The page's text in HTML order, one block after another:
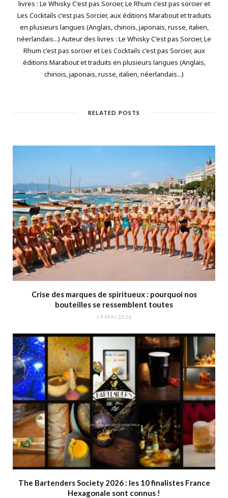
livres : Le Whisky C'est pas Sorcier, Le Rhum c'est pas sorcier et
Les Cocktails c'est pas Sorcier, aux éditions Marabout et traduits
en plusieurs langues (Anglais, chinois, japonais, russe, italien,
néerlandais...) Auteur des livres : Le Whisky C'est pas Sorcier, Le
Rhum c'est pas sorcier et Les Cocktails c'est pas Sorcier, aux
éditions Marabout et traduits en plusieurs langues (Anglais,
chinois, japonais, russe, italien, néerlandais...)
RELATED POSTS
Crise des marques de spiritueux : pourquoi nos
bouteilles se ressemblent toutes
19 MAI 2026
The Bartenders Society 2026 : les 10 finalistes France
Hexagonale sont connus !